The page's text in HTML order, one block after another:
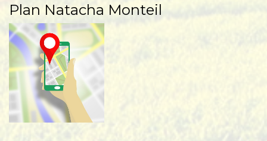
Plan Natacha Monteil